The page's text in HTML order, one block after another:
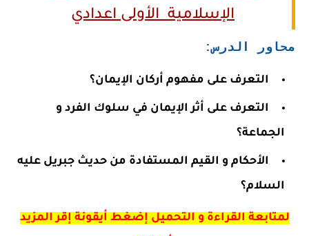
الإسلامية الأولى اعدادي
محاور الدرس:
التعرف على مفهوم أركان الإيمان؟
التعرف على أثر الإيمان في سلوك الفرد و
الجماعة؟
الأحكام و القيم المستفادة من حديث جبريل عليه
السلام؟
لمتابعة القراءة و التحميل إضغط أيقونة إقر المزيد